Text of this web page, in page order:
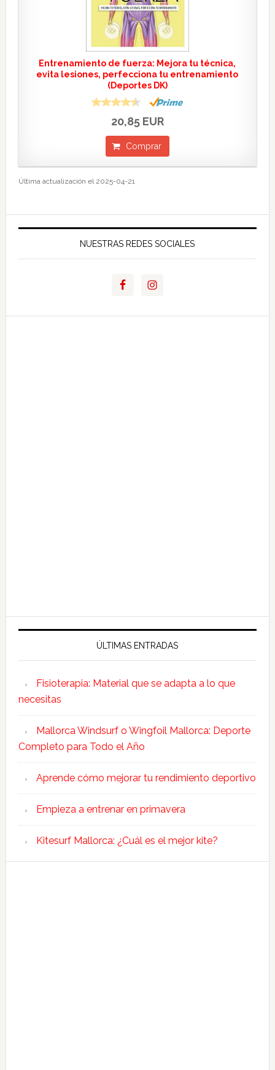
Entrenamiento de fuerza: Mejora tu técnica,
evita lesiones, perfecciona tu entrenamiento
(Deportes DK)
20,85 EUR
Comprar
Última actualización el 2025-04-21
NUESTRAS REDES SOCIALES
ÚLTIMAS ENTRADAS
Fisioterapia: Material que se adapta a lo que
necesitas
Mallorca Windsurf o Wingfoil Mallorca: Deporte
Completo para Todo el Año
Aprende cómo mejorar tu rendimiento deportivo
Empieza a entrenar en primavera
Kitesurf Mallorca: ¿Cuál es el mejor kite?